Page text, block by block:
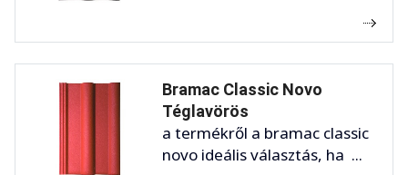
Bramac Classic Novo
Téglavörös
a termékről a bramac classic
novo ideális választás, ha ...